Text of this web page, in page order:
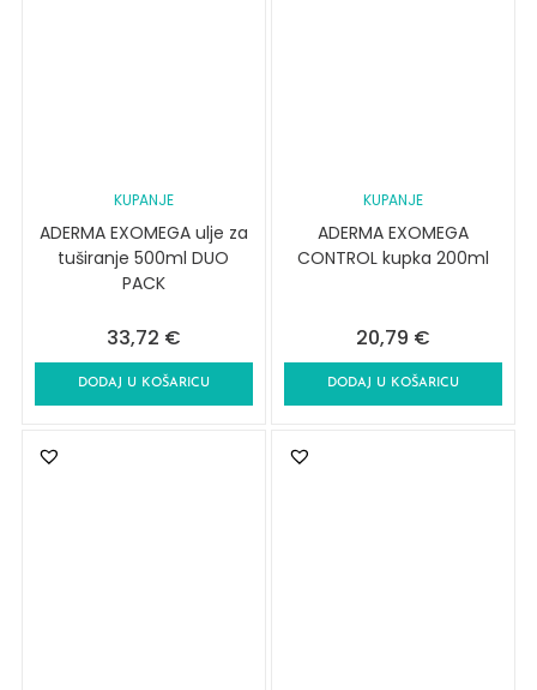
KUPANJE
ADERMA EXOMEGA ulje za
tuširanje 500ml DUO
PACK
33,72 €
DODAJ U KOŠARICU
KUPANJE
ADERMA EXOMEGA
CONTROL kupka 200ml
20,79 €
DODAJ U KOŠARICU